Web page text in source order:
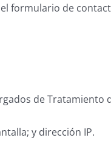
formulario de
de Tratamiento
y dirección IP.